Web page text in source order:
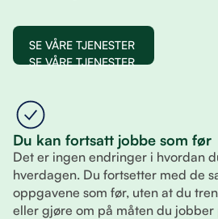
SE VÅRE TJENESTER
SE VÅRE TJENESTER
Du kan fortsatt jobbe som før
Det er ingen endringer i hvordan
hverdagen. Du fortsetter med de
oppgavene som før, uten at du
eller gjøre om på måten du jobber